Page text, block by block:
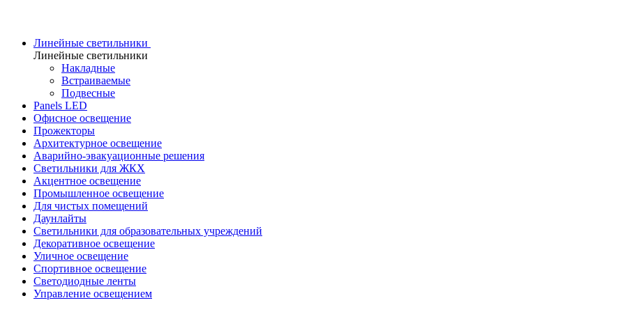
Линейные светильники
Линейные светильники
Накладные
Встраиваемые
Подвесные
Panels LED
Офисное освещение
Прожекторы
Архитектурное освещение
Аварийно-эвакуационные решения
Светильники для ЖКХ
Акцентное освещение
Промышленное освещение
Для чистых помещений
Даунлайты
Светильники для образовательных учреждений
Декоративное освещение
Уличное освещение
Спортивное освещение
Светодиодные ленты
Управление освещением